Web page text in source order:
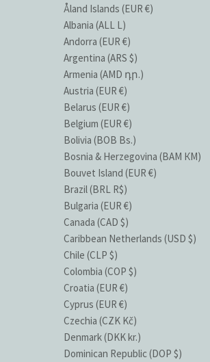
Åland Islands (EUR €)
Albania (ALL L)
Andorra (EUR €)
Argentina (ARS $)
Armenia (AMD դր.)
Austria (EUR €)
Belarus (EUR €)
Belgium (EUR €)
Bolivia (BOB Bs.)
Bosnia & Herzegovina (BAM КМ)
Bouvet Island (EUR €)
Brazil (BRL R$)
Bulgaria (EUR €)
Canada (CAD $)
Caribbean Netherlands (USD $)
Chile (CLP $)
Colombia (COP $)
Croatia (EUR €)
Cyprus (EUR €)
Czechia (CZK Kč)
Denmark (DKK kr.)
Dominican Republic (DOP $)